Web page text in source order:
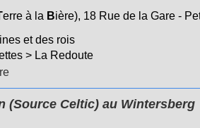
erre à la Bière), 18 Rue de la Gare -
et des rois
> La Redoute
Celtic) au Wintersberg